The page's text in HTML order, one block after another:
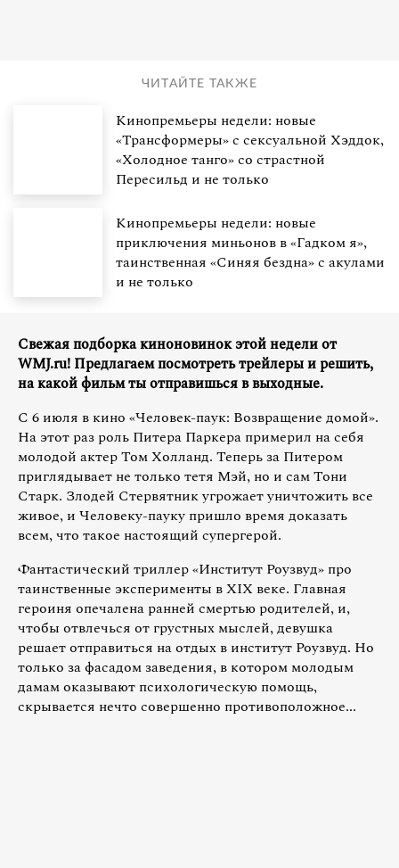
ЧИТАЙТЕ ТАКЖЕ
Кинопремьеры недели: новые
«Трансформеры» с сексуальной Хэддок,
«Холодное танго» со страстной
Пересильд и не только
Кинопремьеры недели: новые
приключения миньонов в «Гадком я»,
таинственная «Синяя бездна» с акулами
и не только
Свежая подборка киноновинок этой недели от
WMJ.ru! Предлагаем посмотреть трейлеры и решить,
на какой фильм ты отправишься в выходные.
С 6 июля в кино «Человек-паук: Возвращение домой».
На этот раз роль Питера Паркера примерил на себя
молодой актер Том Холланд. Теперь за Питером
приглядывает не только тетя Мэй, но и сам Тони
Старк. Злодей Стервятник угрожает уничтожить все
живое, и Человеку-пауку пришло время доказать
всем, что такое настоящий супергерой.
Фантастический триллер «Институт Роузвуд» про
таинственные эксперименты в XIX веке. Главная
героиня опечалена ранней смертью родителей, и,
чтобы отвлечься от грустных мыслей, девушка
решает отправиться на отдых в институт Роузвуд. Но
только за фасадом заведения, в котором молодым
дамам оказывают психологическую помощь,
скрывается нечто совершенно противоположное...